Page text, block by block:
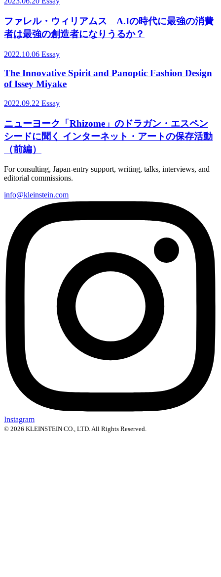
ファレル・ウィリアムス A.Iの時代に最強の消費
者は最強の創造者になりうるか？
2022.10.06 Essay
The Innovative Spirit and Panoptic Fashion Design
of Issey Miyake
2022.09.22 Essay
ニューヨーク「Rhizome」のドラガン・エスペン
シードに聞く インターネット・アートの保存活動
（前編）
For consulting, Japan-entry support, writing, talks, interviews, and
editorial commissions.
info@kleinstein.com
Instagram
© 2026 KLEINSTEIN CO., LTD. All Rights Reserved.